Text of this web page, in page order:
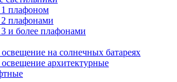
плафоном
плафонами
и более плафонами
на солнечных батареях
архитектурные